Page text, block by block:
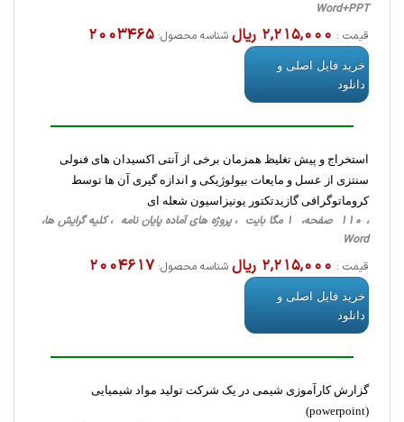
Word+PPT
قیمت : 2,215,000 ریال شناسه محصول: 2003465
خرید فایل اصلی و
دانلود
استخراج و پیش تغلیظ همزمان برخی از آنتی اکسیدان های فنولی
سنتزی از عسل و مایعات بیولوژیکی و اندازه گیری آن ها توسط
کروماتوگرافی گازیدتکتور یونیزاسیون شعله ای
، 110 صفحه، 1 مگا بایت ، پروژه های آماده پایان نامه ، کلیه گرایش ها،
Word
قیمت : 2,215,000 ریال شناسه محصول: 2004617
خرید فایل اصلی و
دانلود
گزارش کارآموزی شیمی در یک شرکت تولید مواد شیمیایی
(powerpoint)